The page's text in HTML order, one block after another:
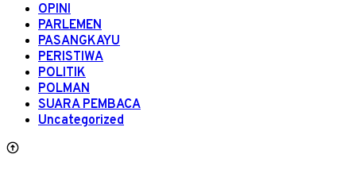
OPINI
PARLEMEN
PASANGKAYU
PERISTIWA
POLITIK
POLMAN
SUARA PEMBACA
Uncategorized